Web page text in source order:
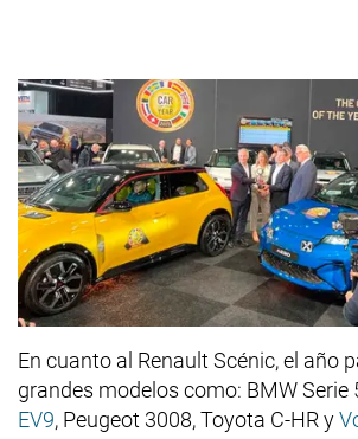
En cuanto al Renault Scénic, el año
grandes modelos como: BMW Serie
EV9, Peugeot 3008, Toyota C-HR y